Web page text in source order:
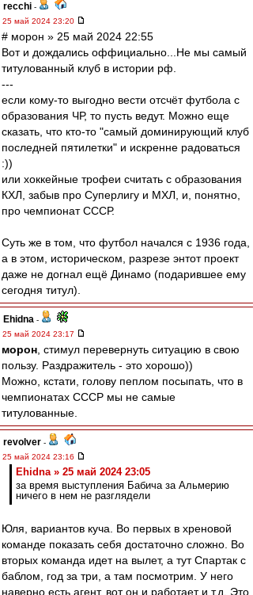
recchi -
25 май 2024 23:20
# морон » 25 май 2024 22:55
Вот и дождались оффициально...Не мы самый
титулованный клуб в истории рф.
---
если кому-то выгодно вести отсчёт футбола с
образования ЧР, то пусть ведут. Можно еще
сказать, что кто-то "самый доминирующий клуб
последней пятилетки" и искренне радоваться
:))
или хоккейные трофеи считать с образования
КХЛ, забыв про Суперлигу и МХЛ, и, понятно,
про чемпионат СССР.
Суть же в том, что футбол начался с 1936 года,
а в этом, историческом, разрезе энтот проект
даже не догнал ещё Динамо (подарившее ему
сегодня титул).
Ehidna -
25 май 2024 23:17
морон , стимул перевернуть ситуацию в свою
пользу. Раздражитель - это хорошо))
Можно, кстати, голову пеплом посыпать, что в
чемпионатах СССР мы не самые
титулованные.
revolver -
25 май 2024 23:16
Ehidna » 25 май 2024 23:05
за время выступления Бабича за Альмерию
ничего в нем не разглядели
Юля, вариантов куча. Во первых в хреновой
команде показать себя достаточно сложно. Во
вторых команда идет на вылет, а тут Спартак с
баблом, год за три, а там посмотрим. У него
наверно есть агент, вот он и работает и т.д. Это